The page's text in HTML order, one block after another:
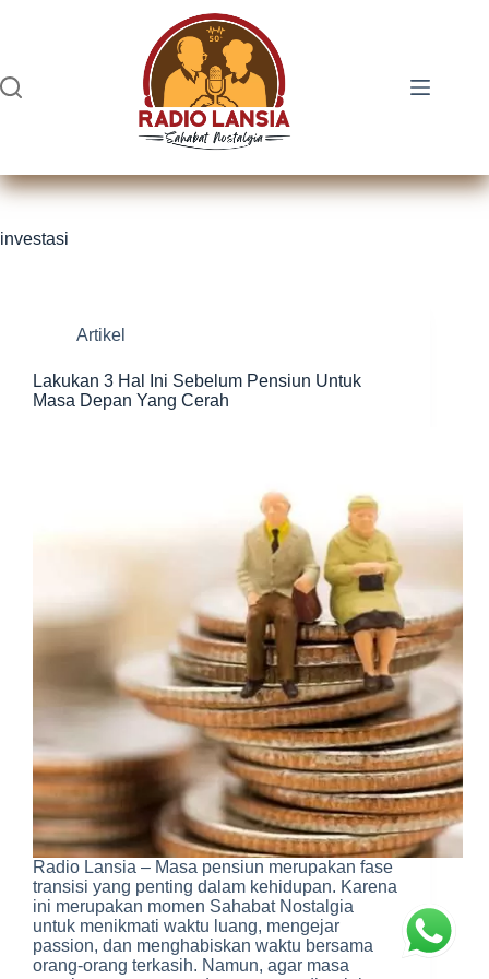
investasi
Artikel
Lakukan 3 Hal Ini Sebelum Pensiun Untuk
Masa Depan Yang Cerah
Radio Lansia – Masa pensiun merupakan fase
transisi yang penting dalam kehidupan. Karena
ini merupakan momen Sahabat Nostalgia
untuk menikmati waktu luang, mengejar
passion, dan menghabiskan waktu bersama
orang-orang terkasih. Namun, agar masa